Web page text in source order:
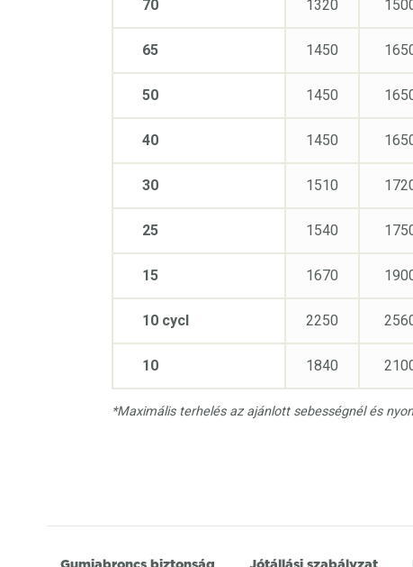
70
65
50
40
30
25
15
10 cycl
10
1320
1450
1450
1450
1510
1540
1670
2250
1840
*Maximális terhelés az ajánlott sebességnél és